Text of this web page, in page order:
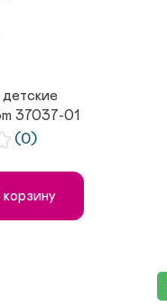
37037-01
(0)
корзину